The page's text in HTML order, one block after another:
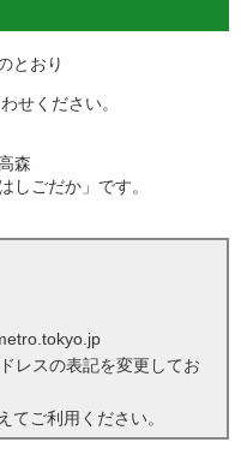
とおり
せください。
森
しごだか」です。
レスの表記を変更してお
てご利用ください。